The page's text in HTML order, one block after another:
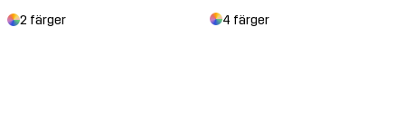
2 färger 4 färger